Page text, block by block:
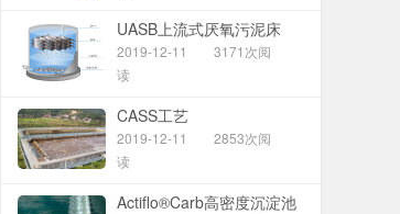
UASB上流式厌氧污泥床
2019-12-11
3171次阅
读
CASS工艺
2019-12-11
2853次阅
读
Actiflo®Carb高密度沉淀池